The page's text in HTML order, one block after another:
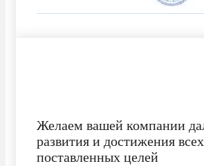
Желаем вашей компании
развития и достижения всех
поставленных целей